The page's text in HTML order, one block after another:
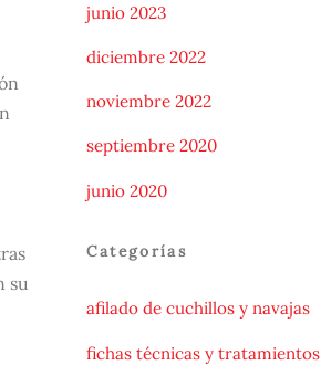
su
junio 2023
diciembre 2022
noviembre 2022
septiembre 2020
junio 2020
Categorías
afilado de cuchillos y navajas
fichas técnicas y tratamientos